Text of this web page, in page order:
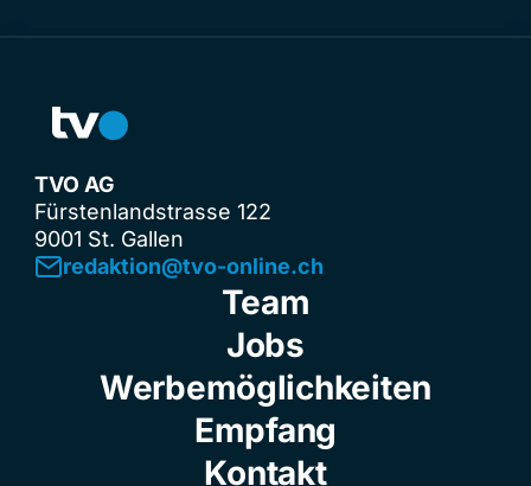
TVO AG
Fürstenlandstrasse 122
9001 St. Gallen
redaktion@tvo-online.ch
Team
Jobs
Werbemöglichkeiten
Empfang
Kontakt